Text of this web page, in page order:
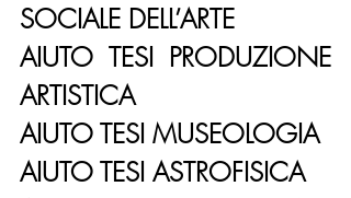
SOCIALE DELL’ARTE
AIUTO TESI PRODUZIONE
ARTISTICA
AIUTO TESI MUSEOLOGIA
AIUTO TESI ASTROFISICA